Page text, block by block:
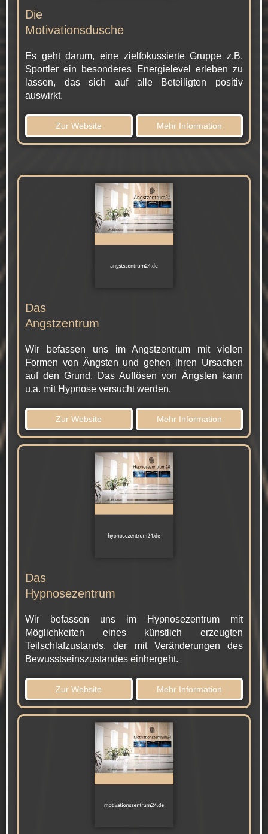
Die
Motivationsdusche
Es geht darum, eine zielfokussierte Gruppe z.B.
Sportler ein besonderes Energielevel erleben zu
lassen, das sich auf alle Beteiligten positiv
auswirkt.
Zur Website Mehr Information
Das
Angstzentrum
Wir befassen uns im Angstzentrum mit vielen
Formen von Ängsten und gehen ihren Ursachen
auf den Grund. Das Auflösen von Ängsten kann
u.a. mit Hypnose versucht werden.
Zur Website Mehr Information
Das
Hypnosezentrum
Wir befassen uns im Hypnosezentrum mit
Möglichkeiten eines künstlich erzeugten
Teilschlafzustands, der mit Veränderungen des
Bewusstseinszustandes einhergeht.
Zur Website Mehr Information